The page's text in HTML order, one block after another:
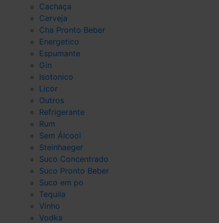
Cachaça
Cerveja
Cha Pronto Beber
Energetico
Espumante
Gin
Isotonico
Licor
Outros
Refrigerante
Rum
Sem Álcool
Steinhaeger
Suco Concentrado
Suco Pronto Beber
Suco em po
Tequila
Vinho
Vodka